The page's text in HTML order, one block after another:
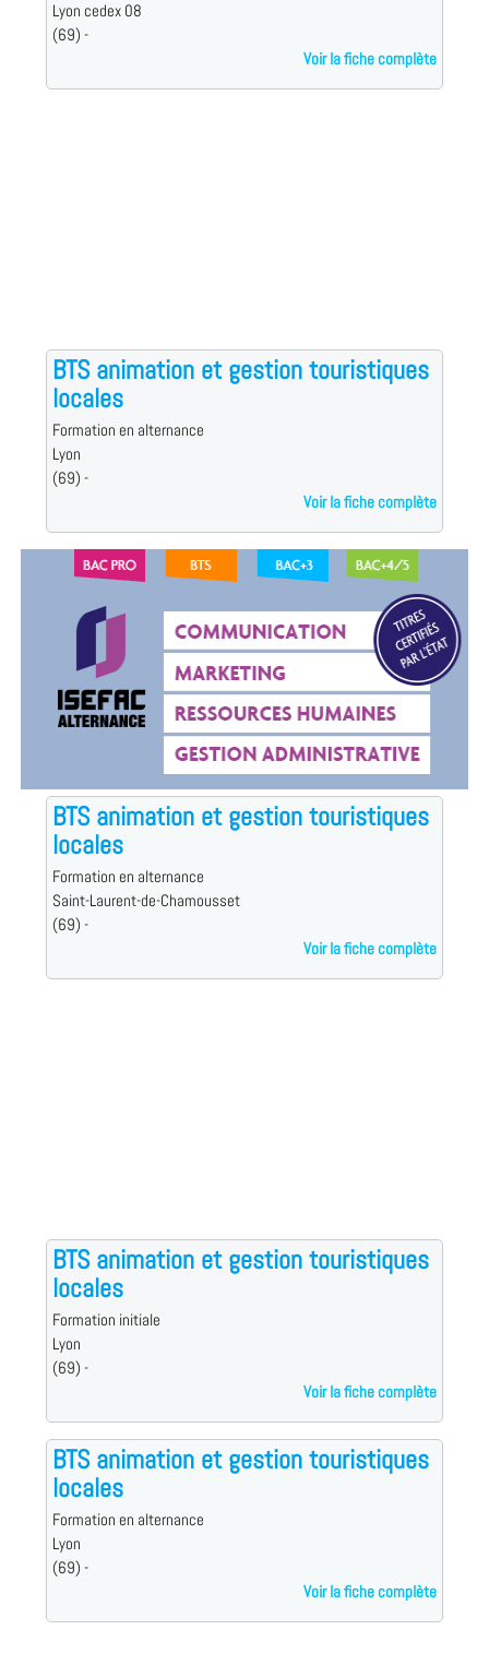
Lyon cedex 08
(69) -
Voir la fiche complète
BTS animation et gestion touristiques
locales
Formation en alternance
Lyon
(69) -
Voir la fiche complète
BTS animation et gestion touristiques
locales
Formation en alternance
Saint-Laurent-de-Chamousset
(69) -
Voir la fiche complète
BTS animation et gestion touristiques
locales
Formation initiale
Lyon
(69) -
Voir la fiche complète
BTS animation et gestion touristiques
locales
Formation en alternance
Lyon
(69) -
Voir la fiche complète